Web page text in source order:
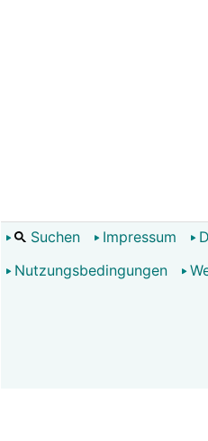
Suchen Impressum
Nutzungsbedingungen